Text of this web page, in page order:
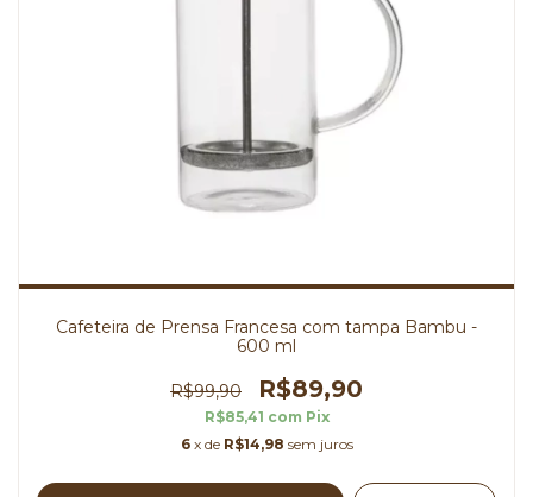
Cafeteira de Prensa Francesa com tampa Bambu -
600 ml
R$99,90 R$89,90
R$85,41 com Pix
6 x de R$14,98 sem juros